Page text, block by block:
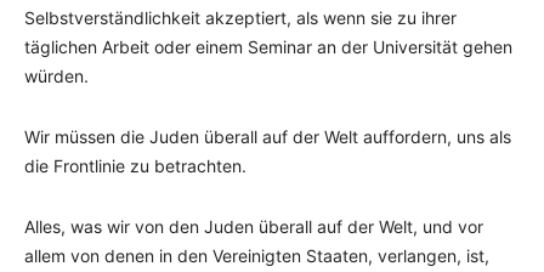
Selbstverständlichkeit akzeptiert, als wenn sie zu ihrer
täglichen Arbeit oder einem Seminar an der Universität gehen
würden.
Wir müssen die Juden überall auf der Welt auffordern, uns als
die Frontlinie zu betrachten.
Alles, was wir von den Juden überall auf der Welt, und vor
allem von denen in den Vereinigten Staaten, verlangen, ist,